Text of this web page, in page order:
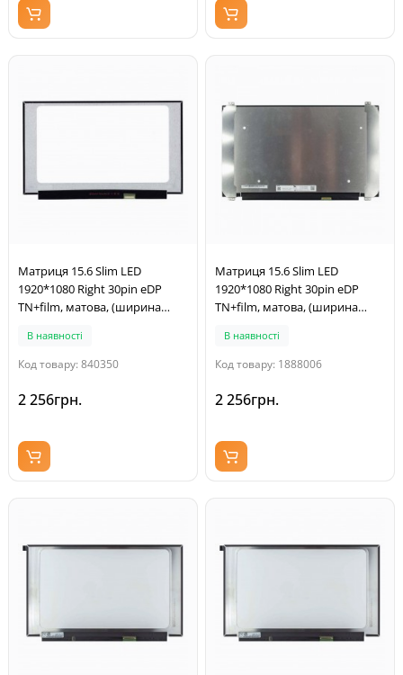
Матриця 15.6 Slim LED
1920*1080 Right 30pin eDP
TN+film, матова, (ширина
В наявності
Код товару: 840350
2 256грн.
Матриця 15.6 Slim LED
1920*1080 Right 30pin eDP
TN+film, матова, (ширина
В наявності
Код товару: 1888006
2 256грн.